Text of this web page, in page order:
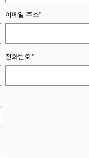
이메일 주소*
전화번호*